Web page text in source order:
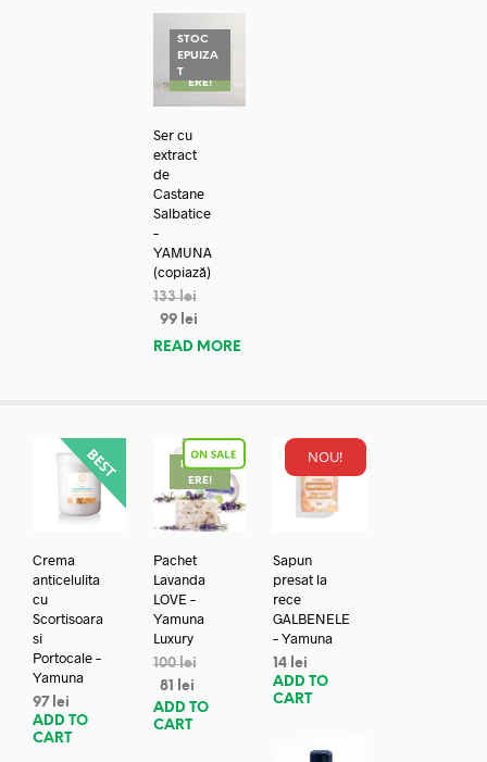
STOC
EPUIZA
TREDUC
ERE!
Ser cu
extract
de
Castane
Salbatice
–
YAMUNA
(copiază)
133lei
99 lei
READ MORE
Crema
anticelulita
cu
Scortisoara
si
Portocale –
Yamuna
97 lei
ADD TO
CART
REDUC
ERE!
Pachet
Lavanda
LOVE –
Yamuna
Luxury
100lei
81
lei
ADD TO
CART
NOU!
Sapun
presat la
rece
GALBENELE
– Yamuna
14 lei
ADD TO
CART